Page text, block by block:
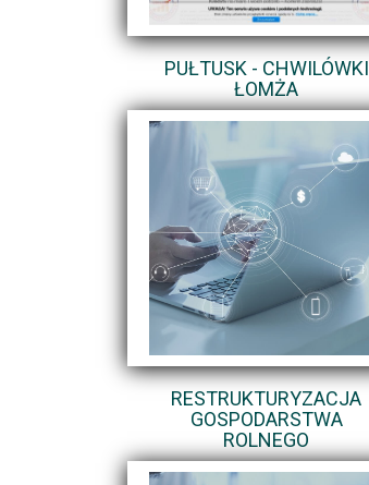
PUŁTUSK - CHWILÓWKI
ŁOMŻA
RESTRUKTURYZACJA
GOSPODARSTWA
ROLNEGO